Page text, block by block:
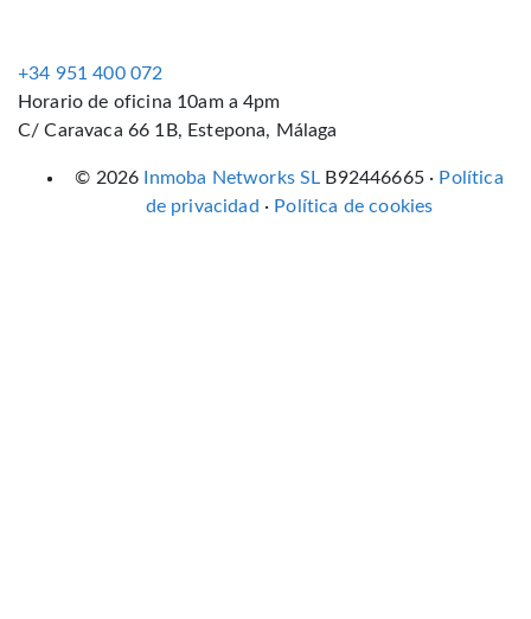
+34 951 400 072
Horario de oficina 10am a 4pm
C/ Caravaca 66 1B, Estepona, Málaga
© 2026 Inmoba Networks SL B92446665 · Política
de privacidad · Política de cookies